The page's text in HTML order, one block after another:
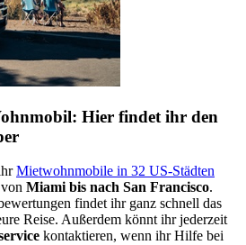
Hier findet ihr den
Mietwohnmobile in 32 US-Städten
Miami bis nach San Francisco.
findet ihr ganz schnell das
Reise. Außerdem könnt ihr jederzeit
kontaktieren, wenn ihr Hilfe bei